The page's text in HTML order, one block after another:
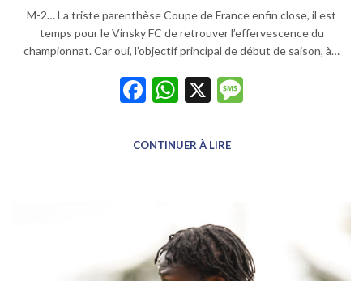
M-2… La triste parenthèse Coupe de France enfin close, il est
temps pour le Vinsky FC de retrouver l’effervescence du
championnat. Car oui, l’objectif principal de début de saison, à…
Facebook
WhatsApp
X
CONTINUER À LIRE